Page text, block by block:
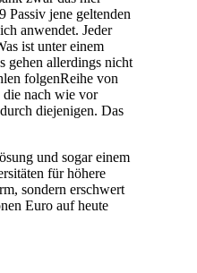
jene geltenden
anwendet. Jeder
ist unter einem
gehen allerdings nicht
folgenReihe von
nach wie vor
diejenigen. Das
und sogar einem
für höhere
sondern erschwert
Euro auf heute